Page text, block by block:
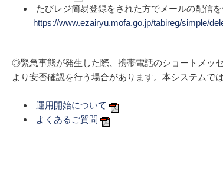
たびレジ簡易登録をされた方でメールの配信
https://www.ezairyu.mofa.go.jp/tabireg/simple/
◎緊急事態が発生した際、携帯電話のショートメッ
より安否確認を行う場合があります。本システムで
運用開始について
よくあるご質問